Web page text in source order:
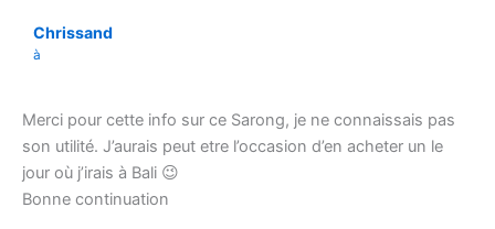
Chrissand
à
Merci pour cette info sur ce Sarong, je ne connaissais pas
son utilité. J’aurais peut etre l’occasion d’en acheter un le
jour où j’irais à Bali 😉
Bonne continuation